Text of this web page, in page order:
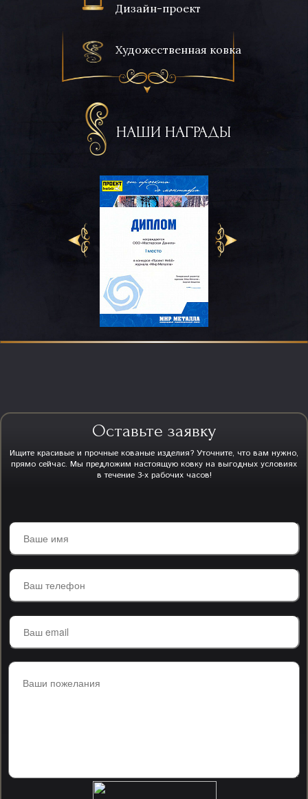
Дизайн-проект
Художественная ковка
НАШИ НАГРАДЫ
Оставьте заявку
Ищите красивые и прочные кованые изделия? Уточните, что вам нужно,
прямо сейчас. Мы предложим настоящую ковку на выгодных условиях
в течение 3-х рабочих часов!